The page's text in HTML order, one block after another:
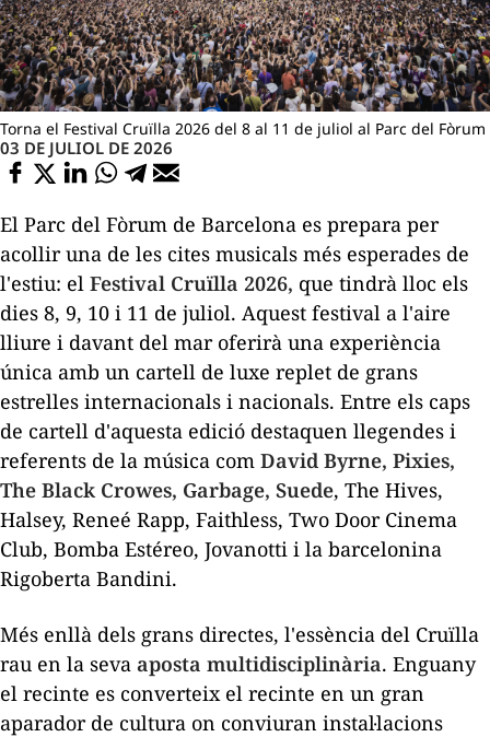
Torna el Festival Cruïlla 2026 del 8 al 11 de juliol al Parc del Fòrum
03 DE JULIOL DE 2026
El Parc del Fòrum de Barcelona es prepara per
acollir una de les cites musicals més esperades de
l'estiu: el Festival Cruïlla 2026, que tindrà lloc els
dies 8, 9, 10 i 11 de juliol. Aquest festival a l'aire
lliure i davant del mar oferirà una experiència
única amb un cartell de luxe replet de grans
estrelles internacionals i nacionals. Entre els caps
de cartell d'aquesta edició destaquen llegendes i
referents de la música com David Byrne, Pixies,
The Black Crowes, Garbage, Suede, The Hives,
Halsey, Reneé Rapp, Faithless, Two Door Cinema
Club, Bomba Estéreo, Jovanotti i la barcelonina
Rigoberta Bandini.
Més enllà dels grans directes, l'essència del Cruïlla
rau en la seva aposta multidisciplinària. Enguany
el recinte es converteix el recinte en un gran
aparador de cultura on conviuran instal·lacions